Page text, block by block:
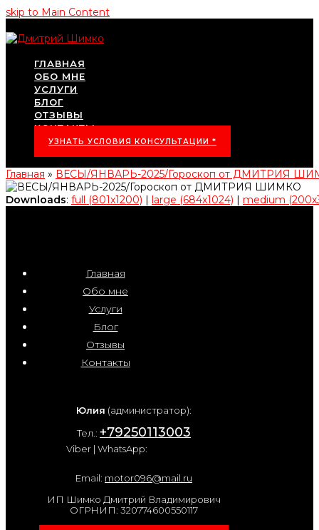
skip to Main Content
ГЛАВНАЯ
ОБО МНЕ
УСЛУГИ
БЛОГ
ОТЗЫВЫ
КОНТАКТЫ
УЗНАТЬ УСЛОВИЯ КОНСУЛЬТАЦИИ *
Главная » ВЕСЫ/ЯНВАРЬ-2025/Гороскоп от ДМИТРИЯ
Downloads: full (801x1200) | large (684x1024) | medium
Главная
Обо мне
Услуги
Блог
Отзывы
Контакты
Юлия (администратор):
Тел.: +79250113003
Viber | WhatsApp:
Email: motor096@mail.ru
ИП Шимко Дмитрий Владимирович
ОГРНИП: 320774600550117